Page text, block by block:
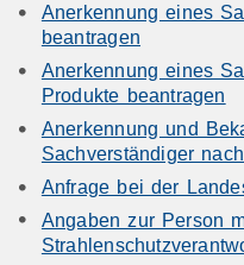
Anerkennung eines
beantragen
Anerkennung eines
Produkte beantragen
Anerkennung und
Sachverständiger
Anfrage bei der
Angaben zur Person